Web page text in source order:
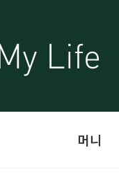
머니